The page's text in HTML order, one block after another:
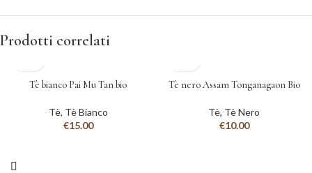
Prodotti correlati
Tè bianco Pai Mu Tan bio
Tè, Tè Bianco
€15.00
Tè nero Assam Tonganagaon Bio
Tè, Tè Nero
€10.00